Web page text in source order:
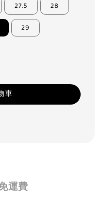
27.5 28
29
車
運費